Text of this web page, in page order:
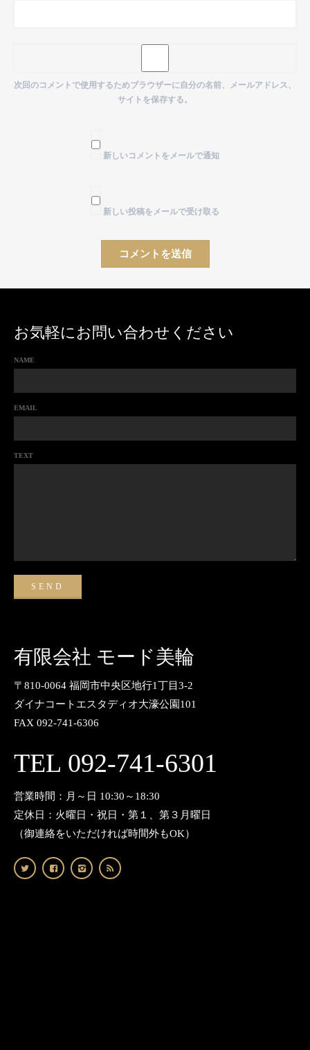
次回のコメントで使用するためブラウザーに自分の名前、メールアドレス、
サイトを保存する。
新しいコメントをメールで通知
新しい投稿をメールで受け取る
お気軽にお問い合わせください
NAME
EMAIL
TEXT
有限会社 モード美輪
〒810-0064 福岡市中央区地行1丁目3-2
ダイナコートエスタディオ大濠公園101
FAX 092-741-6306
TEL 092-741-6301
営業時間：月～日 10:30～18:30
定休日：火曜日・祝日・第１、第３月曜日
（御連絡をいただければ時間外もOK）